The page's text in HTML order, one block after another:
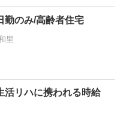
勤のみ/高齢者住宅
里
活リハに携われる時給